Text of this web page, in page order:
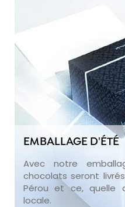
EMBALLAGE D'ÉTÉ
Avec notre
chocolats seront
Pérou et ce, quelle
locale.